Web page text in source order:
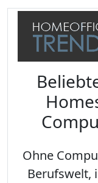
Ohne
Berufswelt,